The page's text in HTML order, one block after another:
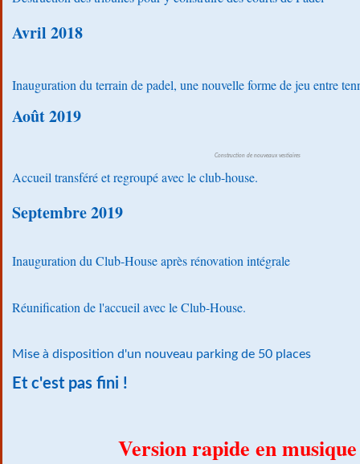
Avril 2018
Inauguration du terrain de padel, une nouvelle forme de jeu entre
Août 2019
Construction de nouveaux vestiaires
Accueil transféré et regroupé avec le club-house.
Septembre 2019
Inauguration du Club-House après rénovation intégrale
Réunification de l'accueil avec le Club-House.
Mise à disposition d'un nouveau parking de 50 places
Et c'est pas fini !
Version rapide en